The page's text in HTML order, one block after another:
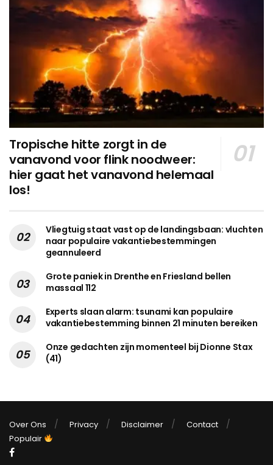
Tropische hitte zorgt in de
vanavond voor flink noodweer:
hier gaat het vanavond helemaal
los!
Vliegtuig staat vast op de landingsbaan: vluchten
naar populaire vakantiebestemmingen
geannuleerd
Grote paniek in Drenthe en Friesland bellen
massaal 112
Experts slaan alarm: tsunami kan populaire
vakantiebestemming binnen 21 minuten bereiken
Onze gedachten zijn momenteel bij Dionne Stax
(41)
Over Ons Privacy Disclaimer
Contact
Populair